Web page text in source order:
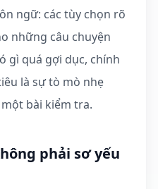
ngữ: các tùy chọn rõ
những câu chuyện
gì quá gợi dục, chính
là sự tò mò nhẹ
bài kiểm tra.
phải sơ yếu